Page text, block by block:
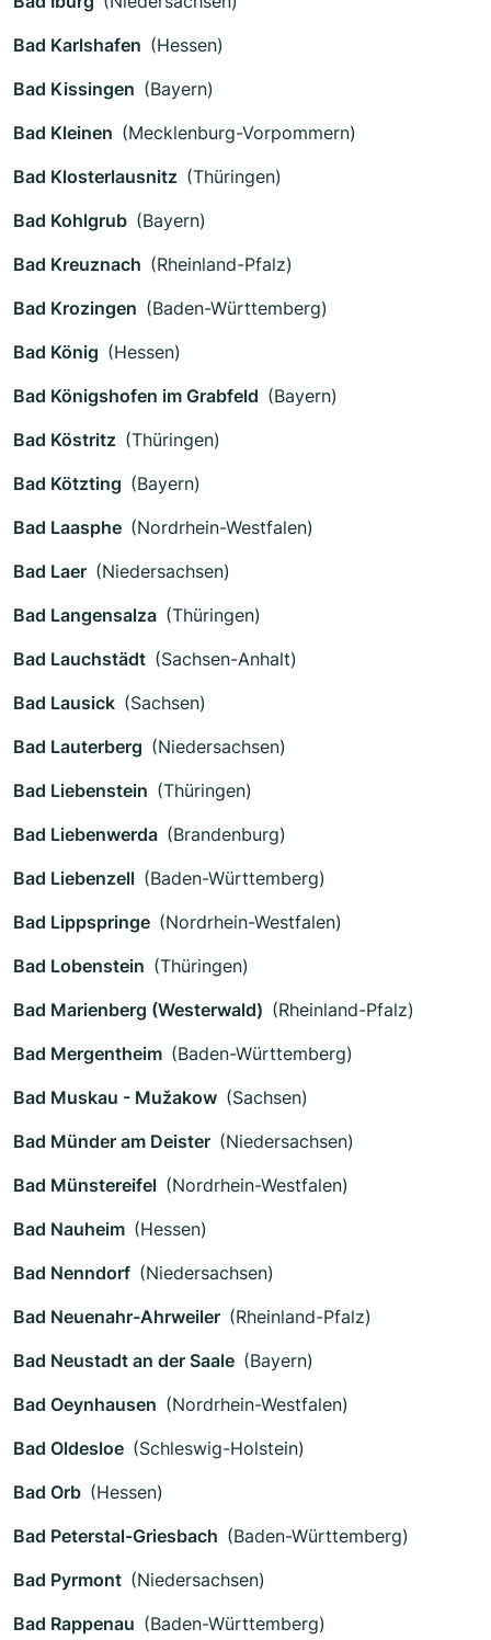
Bad Karlshafen (Hessen)
Bad Kissingen (Bayern)
Bad Kleinen (Mecklenburg-Vorpommern)
Bad Klosterlausnitz (Thüringen)
Bad Kohlgrub (Bayern)
Bad Kreuznach (Rheinland-Pfalz)
Bad Krozingen (Baden-Württemberg)
Bad König (Hessen)
Bad Königshofen im Grabfeld (Bayern)
Bad Köstritz (Thüringen)
Bad Kötzting (Bayern)
Bad Laasphe (Nordrhein-Westfalen)
Bad Laer (Niedersachsen)
Bad Langensalza (Thüringen)
Bad Lauchstädt (Sachsen-Anhalt)
Bad Lausick (Sachsen)
Bad Lauterberg (Niedersachsen)
Bad Liebenstein (Thüringen)
Bad Liebenwerda (Brandenburg)
Bad Liebenzell (Baden-Württemberg)
Bad Lippspringe (Nordrhein-Westfalen)
Bad Lobenstein (Thüringen)
Bad Marienberg (Westerwald) (Rheinland-Pfalz)
Bad Mergentheim (Baden-Württemberg)
Bad Muskau - Mužakow (Sachsen)
Bad Münder am Deister (Niedersachsen)
Bad Münstereifel (Nordrhein-Westfalen)
Bad Nauheim (Hessen)
Bad Nenndorf (Niedersachsen)
Bad Neuenahr-Ahrweiler (Rheinland-Pfalz)
Bad Neustadt an der Saale (Bayern)
Bad Oeynhausen (Nordrhein-Westfalen)
Bad Oldesloe (Schleswig-Holstein)
Bad Orb (Hessen)
Bad Peterstal-Griesbach (Baden-Württemberg)
Bad Pyrmont (Niedersachsen)
Bad Rappenau (Baden-Württemberg)